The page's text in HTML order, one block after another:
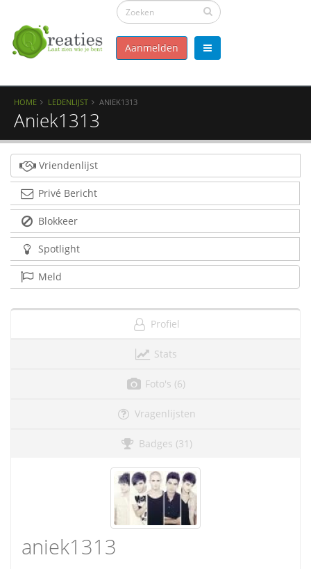
Aanmelden
HOME LEDENLIJST ANIEK1313
Aniek1313
Vriendenlijst
Privé Bericht
Blokkeer
Spotlight
Meld
Profiel
Stats
Foto's (6)
Vragenlijsten
Badges (31)
aniek1313